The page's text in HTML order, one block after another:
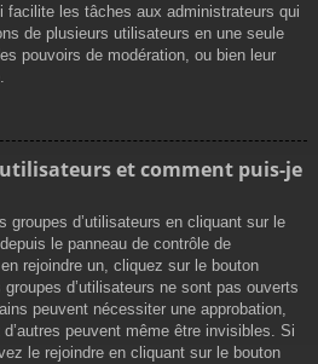
facilite les tâches aux administrateurs qui
de plusieurs utilisateurs en une seule
pouvoirs de modération, ou bien leur
et comment puis-je
groupes d’utilisateurs en cliquant sur le
le panneau de contrôle de
rejoindre un, cliquez sur le bouton
d’utilisateurs ne sont pas ouverts
peuvent nécessiter une approbation,
peuvent même être invisibles. Si
le rejoindre en cliquant sur le bouton